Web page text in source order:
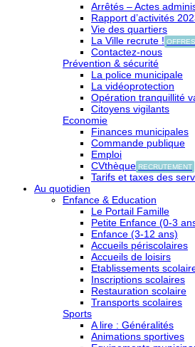
Arrêtés – Actes
Rapport d’activités
Vie des quartiers
La Ville recrute !
Contactez-nous
Prévention & sécurité
La police municipale
La vidéoprotection
Opération tranquillité
Citoyens vigilants
Economie
Finances municipales
Commande publique
Emploi
CVthèque RECRUTEMENT
Tarifs et taxes des
Au quotidien
Enfance & Education
Le Portail Famille
Petite Enfance (0-3
Enfance (3-12 ans)
Accueils périscolaires
Accueils de loisirs
Etablissements
Inscriptions scolaires
Restauration scolaire
Transports scolaires
Sports
A lire : Généralités
Animations sportives